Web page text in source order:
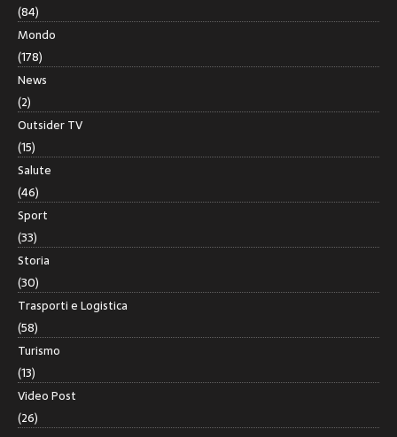
(84)
Mondo
(178)
News
(2)
Outsider TV
(15)
Salute
(46)
Sport
(33)
Storia
(30)
Trasporti e Logistica
(58)
Turismo
(13)
Video Post
(26)